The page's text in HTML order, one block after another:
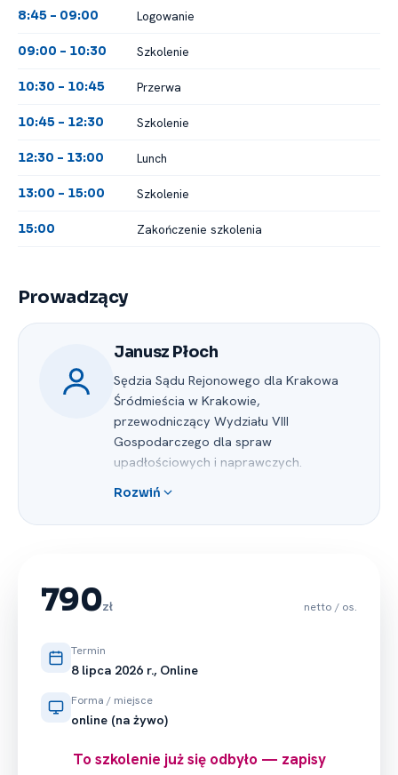
8:45 -⁠ 09:00 Logowanie
09:00 -⁠ 10:30 Szkolenie
10:30 -⁠ 10:45 Przerwa
10:45 -⁠ 12:30 Szkolenie
12:30 -⁠ 13:00 Lunch
13:00 -⁠ 15:00 Szkolenie
15:00 Zakończenie szkolenia
Prowadzący
Janusz Płoch
Sędzia Sądu Rejonowego dla Krakowa
Śródmieścia w Krakowie,
przewodniczący Wydziału VIII
Gospodarczego dla spraw
upadłościowych i naprawczych.
Arbitrażowej w Krakowie.
W latach 1993-1996 członek komisji
Sprawiedliwości Rzeczpospolitej Polskiej
w charakterze konsultanta w pracach
projektem ustawy Prawo upadłościowe
i naprawcze.
konsultanta w pracach komisji senackiej
Rozwiń
790zł netto / os.
Termin
8 lipca 2026 r., Online
Forma / miejsce
online (na żywo)
To szkolenie już się odbyło — zapisy